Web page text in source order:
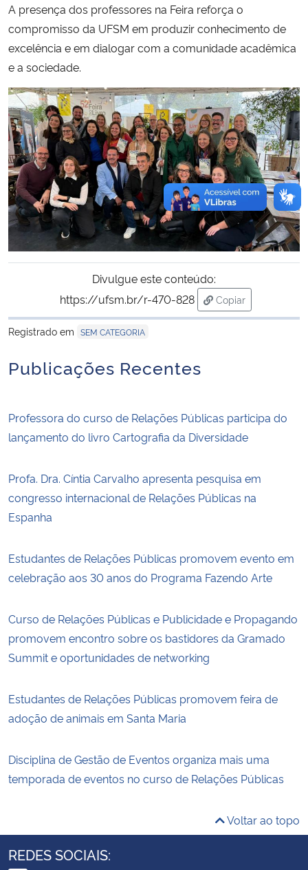
A presença dos professores na Feira reforça o
compromisso da UFSM em produzir conhecimento de
excelência e em dialogar com a comunidade acadêmica
e a sociedade.
Divulgue este conteúdo:
https://ufsm.br/r-470-828
Copiar
para área de
Registrado em SEM CATEGORIA
Publicações Recentes
Professora do curso de Relações Públicas participa do
lançamento do livro Cartografia da Diversidade
Profa. Dra. Cíntia Carvalho apresenta pesquisa em
congresso internacional de Relações Públicas na
Espanha
Estudantes de Relações Públicas promovem evento em
celebração aos 30 anos do Programa Fazendo Arte
Curso de Relações Públicas e Publicidade e Propagando
promovem encontro sobre os bastidores da Gramado
Summit e oportunidades de networking
Estudantes de Relações Públicas promovem feira de
adoção de animais em Santa Maria
Disciplina de Gestão de Eventos organiza mais uma
temporada de eventos no curso de Relações Públicas
Voltar ao topo
REDES SOCIAIS: